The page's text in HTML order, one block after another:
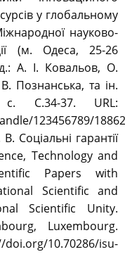
у глобальному
науково-
(м. Одеса, 25-26
А. І. Ковальов, О.
Познанська, та ін.
С.34-37. URL:
123456789/18862
Соціальні гарантії
Technology and
Papers with
Scientific and
Scientific Unity.
Luxembourg.
10.70286/isu-